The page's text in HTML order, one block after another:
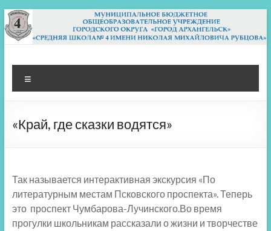
Перейти
к
содержимому
МБОУ СШ 4
Архангельск
«Край, где сказки водятся»
Так называется интерактивная экскурсия «По
литературным местам Псковского проспекта». Теперь
это проспект Чумбарова-Лучинского.Во время
прогулки школьникам рассказали о жизни и творчестве